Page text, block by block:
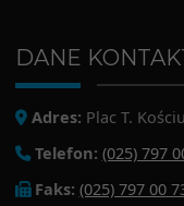
DANE
Adres: Plac T.
Telefon: (025) 797
Faks: (025) 797 00